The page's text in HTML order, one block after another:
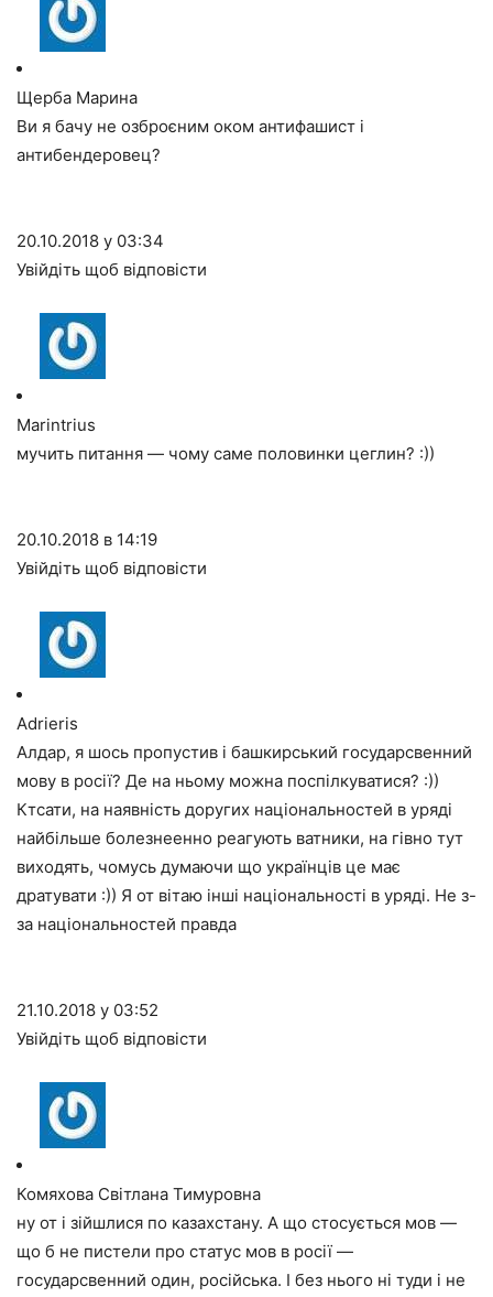
Щерба Марина
Ви я бачу не озброєним оком антифашист і
антибендеровец?
20.10.2018 у 03:34
Увійдіть щоб відповісти
Marintrius
мучить питання — чому саме половинки цеглин? :))
20.10.2018 в 14:19
Увійдіть щоб відповісти
Adrieris
Алдар, я шось пропустив і башкирський государсвенний
мову в росії? Де на ньому можна поспілкуватися? :))
Ктсати, на наявність доругих національностей в уряді
найбільше болезнеенно реагують ватники, на гівно тут
виходять, чомусь думаючи що українців це має
дратувати :)) Я от вітаю інші національності в уряді. Не з-
за національностей правда
21.10.2018 у 03:52
Увійдіть щоб відповісти
Комяхова Світлана Тимуровна
ну от і зійшлися по казахстану. А що стосується мов —
що б не пистели про статус мов в росії —
государсвенний один, російська. І без нього ні туди і не